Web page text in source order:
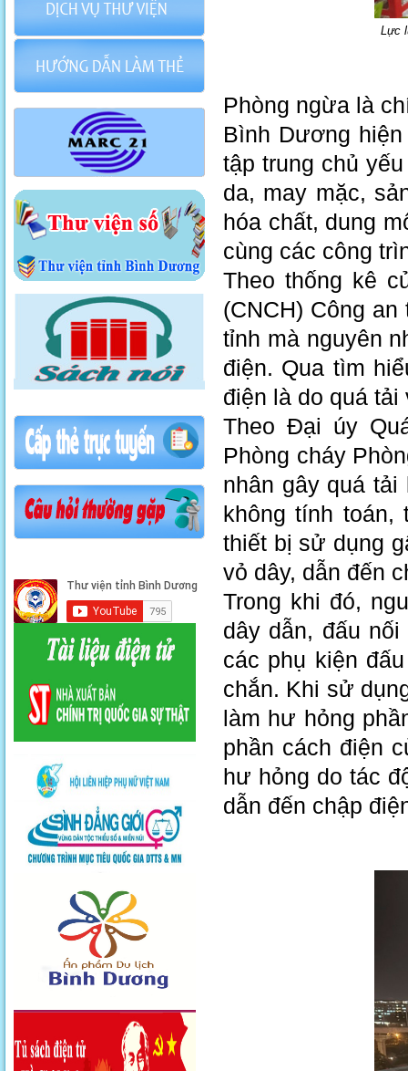
Lực
Phòng ngừa là
Bình Dương
tập trung chủ
da, may mặc,
hóa chất, dung
cùng các công
Theo thống kê
(CNCH) Công
tỉnh mà nguyên
điện. Qua tìm
điện là do quá tải
Theo Đại úy
Phòng cháy
nhân gây quá
không tính
thiết bị sử dụng
vỏ dây, dẫn đến
Trong khi đó,
dây dẫn, đấu
các phụ kiện
chắn. Khi sử
làm hư hỏng
phần cách điện
hư hỏng do tác
dẫn đến chập